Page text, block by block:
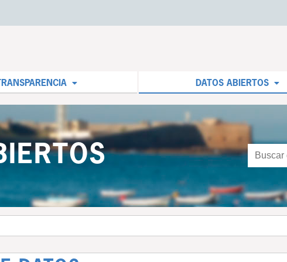
TRANSPARENCIA DATOS ABIERTOS